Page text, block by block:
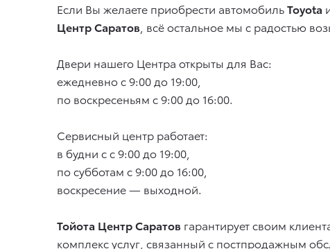
Если Вы желаете приобрести автомобильToyota
Центр Саратов , всё остальное мы с радостью
Двери нашего Центра открыты для Вас:
ежедневно с 9:00 до 19:00,
по воскресеньям с 9:00 до 16:00.
Сервисный центр работает:
в будни с с 9:00 до 19:00,
по субботам с 9:00 до 16:00,
воскресение — выходной.
Тойота Центр Саратов гарантирует своим
комплекс услуг, связанный с постпродажным